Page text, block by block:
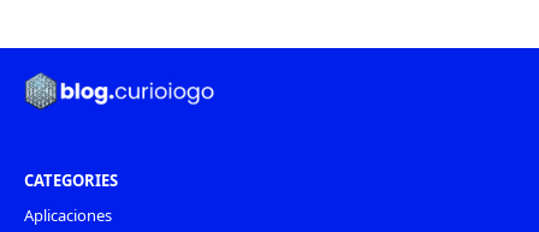
CATEGORIES
Aplicaciones